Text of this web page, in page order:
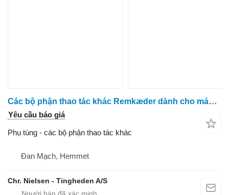
Các bộ phận thao tác khác Remkæder dành cho máy thu hoạch cà rốt ASA Asa Lift
Yêu cầu báo giá
Phụ tùng - các bộ phận thao tác khác
Đan Mạch, Hemmet
Chr. Nielsen - Tingheden A/S